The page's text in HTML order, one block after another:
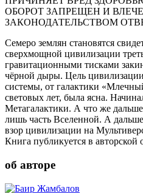
ОБОРОТ ЗАПРЕЩЕН И
ЗАКОНОДАТЕЛЬСТВОМ
Семеро землян становятся
сверхмощной цивилизации
гравитационными тисками
чёрной дыры. Цель
системы, от галактики
световых лет, была ясна.
Метагалактики. А что же
лишь часть Вселенной. А
взор цивилизации на
Книга публикуется в
об авторе